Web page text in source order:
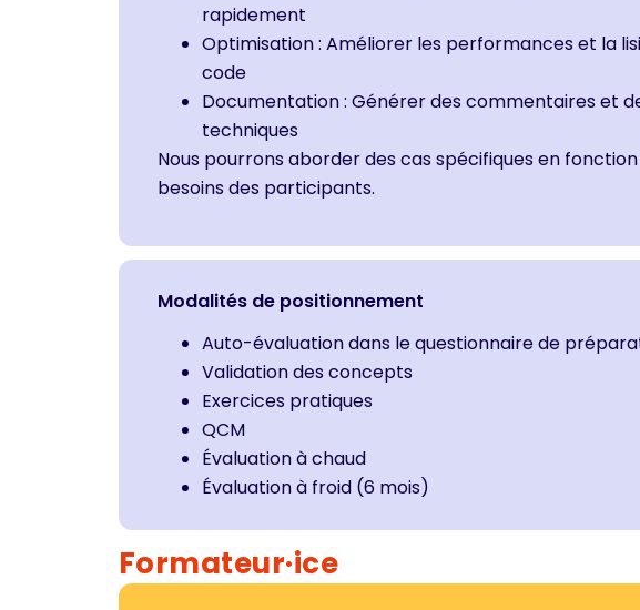
rapidement
Optimisation : Améliorer les performances et la
code
Documentation : Générer des commentaires et
techniques
Nous pourrons aborder des cas spécifiques en
besoins des participants.
Modalités de positionnement
Auto-évaluation dans le questionnaire de
Validation des concepts
Exercices pratiques
QCM
Évaluation à chaud
Évaluation à froid (6 mois)
Formateur·ice